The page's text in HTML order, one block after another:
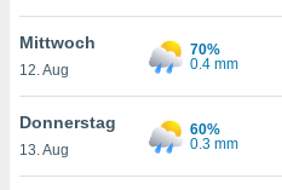
. Sie
jederzeit
Rand
Mittwoch
12. Aug
70%
0.4 mm
Donnerstag
13. Aug
60%
0.3 mm